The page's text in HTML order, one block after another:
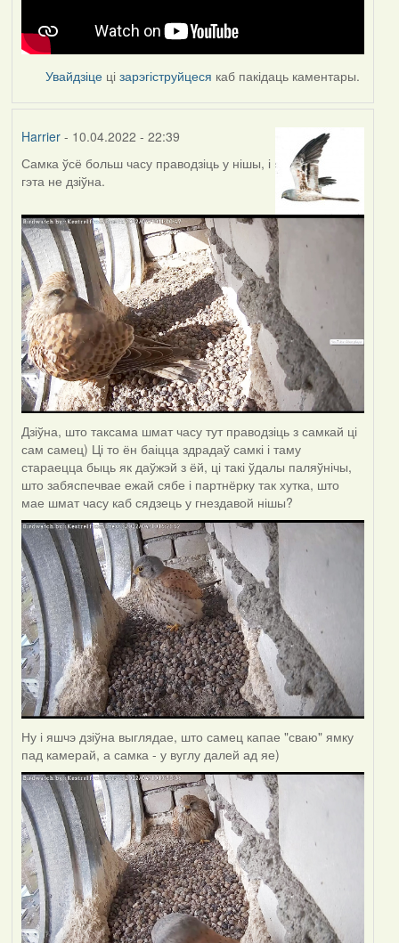
Увайдзіце цізарэгіструйцеся каб пакідаць каментары.
Harrier- 10.04.2022 - 22:39
Самка ўсё больш часу праводзіць у нішы, і
гэта не дзіўна.
Дзіўна, што таксама шмат часу тут праводзіць з самкай ці
сам самец) Ці то ён баіцца здрадаў самкі і таму
стараецца быць як даўжэй з ёй, ці такі ўдалы паляўнічы,
што забяспечвае ежай сябе і партнёрку так хутка, што
мае шмат часу каб сядзець у гнездавой нішы?
Ну і яшчэ дзіўна выглядае, што самец капае "сваю" ямку
пад камерай, а самка - у вуглу далей ад яе)